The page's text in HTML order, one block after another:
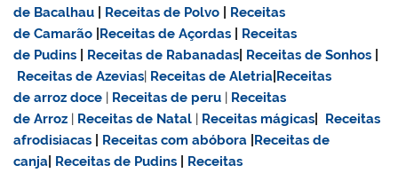
de Bacalhau
Receitas de Polvo
Receitas
de Camarão Receitas de Açordas
Receitas
de Pudins
Receitas de Rabanadas Receitas de Sonhos
Receitas de Azevias| Receitas de Aletria Receitas
dearroz doce | Receitas de peru | Receitas
de Arroz | Receitas de Natal | Receitas mágicas
Receitas
afrodisiacas
Receitas com abóbora Receitas de
canja Receitas de Pudins
Receitas